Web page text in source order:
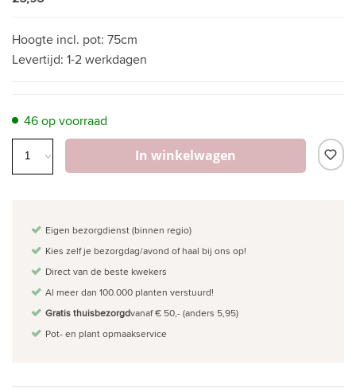
Hoogte incl. pot: 75cm
Levertijd: 1-2 werkdagen
46 op voorraad
In winkelwagen
Eigen bezorgdienst (binnen regio)
Kies zelf je bezorgdag/avond of haal bij ons op!
Direct van de beste kwekers
Al meer dan 100.000 planten verstuurd!
Gratis thuisbezorgdvanaf € 50,- (anders 5,95)
Pot- en plant opmaakservice